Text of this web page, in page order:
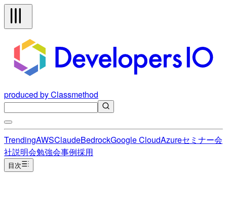
produced by Classmethod
TrendingAWSClaudeBedrockGoogle CloudAzureセミナー会
社説明会勉強会事例採用
目次